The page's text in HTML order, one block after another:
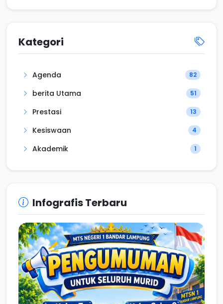
Kategori
Agenda 82
berita Utama 51
Prestasi 13
Kesiswaan 4
Akademik 1
Infografis Terbaru